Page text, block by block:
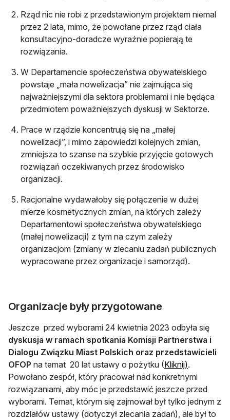
Rząd nic nie robi z przedstawionym projektem niemal
przez 2 lata, mimo, że powołane przez rząd ciała
konsultacyjno-doradcze wyraźnie popierają te
rozwiązania.
W Departamencie społeczeństwa obywatelskiego
powstaje „mała nowelizacja” nie zajmująca się
najważniejszymi dla sektora problemami i nie będąca
przedmiotem poważniejszych dyskusji w Sektorze.
Prace w rządzie koncentrują się na „małej
nowelizacji”, i mimo zapowiedzi kolejnych zmian,
zmniejsza to szanse na szybkie przyjęcie gotowych
rozwiązań oczekiwanych przez środowisko
organizacji.
Racjonalne wydawałoby się połączenie w dużej
mierze kosmetycznych zmian, na których zależy
Departamentowi społeczeństwa obywatelskiego
(małej nowelizacji) z tym na czym zależy
organizacjom (zmiany w zlecaniu zadań publicznych
wypracowane przez organizacje i samorząd).
Organizacje były przygotowane
Jeszcze przed wyborami 24 kwietnia 2023 odbyła się
dyskusja w ramach spotkania Komisji Partnerstwa i
Dialogu Związku Miast Polskich oraz przedstawicieli
OFOP na temat 20 lat ustawy o pożytku (Kliknij).
Powołano zespół, który pracował nad konkretnymi
rozwiązaniami, aby móc je przedstawić jeszcze przed
wyborami. Temat, którym się zajmował był tylko jednym z
rozdziałów ustawy (dotyczył zlecania zadań), ale był to